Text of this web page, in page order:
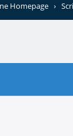
Homepage ›